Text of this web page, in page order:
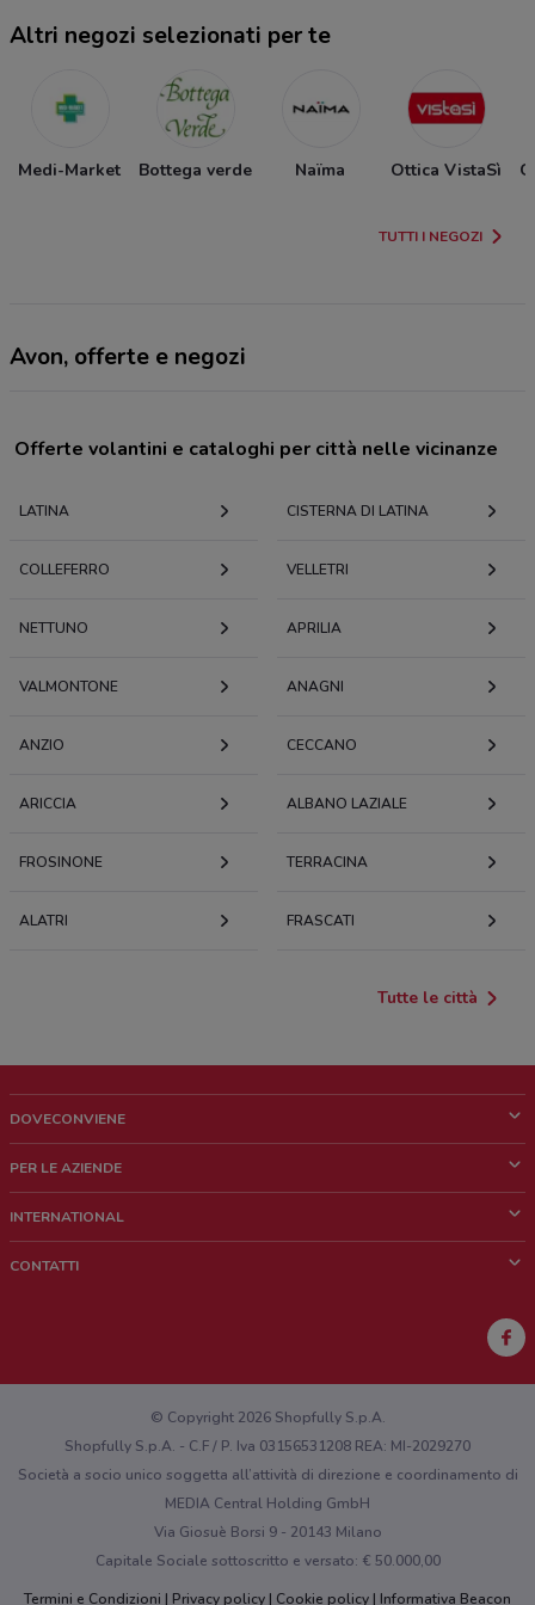
Altri negozi selezionati per te
Medi-Market Bottega verde Naïma Ottica VistaSì
TUTTI I NEGOZI
Avon, offerte e negozi
Offerte volantini e cataloghi per città nelle vicinanze
LATINA CISTERNA DI LATINA
COLLEFERRO VELLETRI
NETTUNO APRILIA
VALMONTONE ANAGNI
ANZIO CECCANO
ARICCIA ALBANO LAZIALE
FROSINONE TERRACINA
ALATRI FRASCATI
Tutte le città
DOVECONVIENE
Chi siamo
Lavora con noi
PER LE AZIENDE
Richieste commerciali e marketing
INTERNATIONAL
CONTATTI
Hai un malfunzionamento sul web o sull'app?
© Copyright 2026 Shopfully S.p.A.
Shopfully S.p.A. - C.F / P. Iva 03156531208 REA: MI-2029270
Società a socio unico soggetta all’attività di direzione e coordinamento di
MEDIA Central Holding GmbH
Via Giosuè Borsi 9 - 20143 Milano
Capitale Sociale sottoscritto e versato: € 50.000,00
Termini e Condizioni
Privacy policy Cookie policy Informativa Beacon